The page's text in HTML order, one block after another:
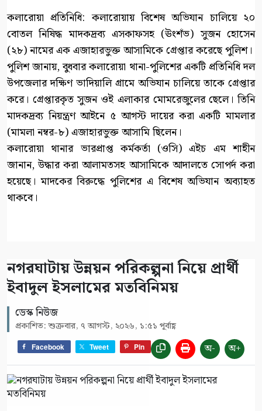
কলারোয়া প্রতিনিধি: কলারোয়ায় বিশেষ অভিযান চালিয়ে ২০
বোতল নিষিদ্ধ মাদকদ্রব্য এসকাফসহ (ঊংশঁভ) সুজন হোসেন
(২৮) নামের এক এজাহারভুক্ত আসামিকে গ্রেপ্তার করেছে পুলিশ।
পুলিশ জানায়, বুধবার কলারোয়া থানা-পুলিশের একটি প্রতিনিধি দল
উপজেলার দক্ষিণ ভাদিয়ালি গ্রামে অভিযান চালিয়ে তাকে গ্রেপ্তার
করে। গ্রেপ্তারকৃত সুজন ওই এলাকার মোমরেজুলের ছেলে। তিনি
মাদকদ্রব্য নিয়ন্ত্রণ আইনে ৫ আগস্ট দায়ের করা একটি মামলার
(মামলা নম্বর-৮) এজাহারভুক্ত আসামি ছিলেন।
কলারোয়া থানার ভারপ্রাপ্ত কর্মকর্তা (ওসি) এইচ এম শাহীন
জানান, উদ্ধার করা আলামতসহ আসামিকে আদালতে সোপর্দ করা
হয়েছে। মাদকের বিরুদ্ধে পুলিশের এ বিশেষ অভিযান অব্যাহত
থাকবে।
নগরঘাটায় উন্নয়ন পরিকল্পনা নিয়ে প্রার্থী
ইবাদুল ইসলামের মতবিনিময়
ডেস্ক নিউজ
প্রকাশিত: শুক্রবার, ৭ আগস্ট, ২০২৬, ১:৫১ পূর্বাহ্ণ
Facebook Tweet Pin অ- অ+